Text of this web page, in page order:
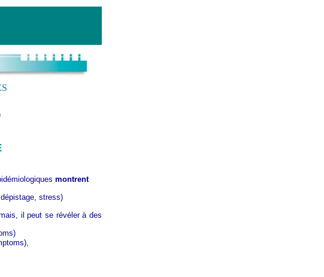
montrent
stress)
il peut se révéler à des